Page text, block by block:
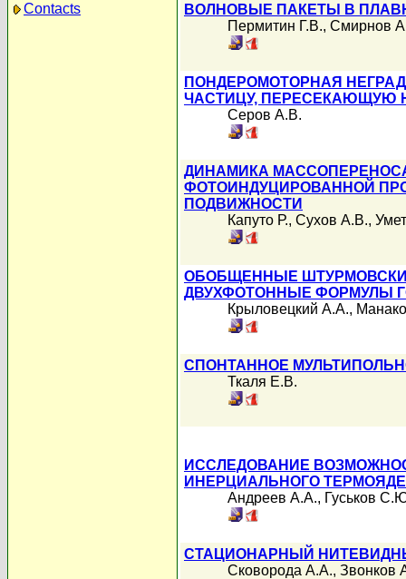
Contacts
ВОЛНОВЫЕ ПАКЕТЫ В
Пермитин Г.В., Смирнов
ПОНДЕРОМОТОРНАЯ
ЧАСТИЦУ, ПЕРЕСЕКАЮЩУЮ
Серов А.В.
ДИНАМИКА
ФОТОИНДУЦИРОВАННОЙ
ПОДВИЖНОСТИ
Капуто Р., Сухов А.В.,
ОБОБЩЕННЫЕ
ДВУХФОТОННЫЕ ФОРМУЛЫ
Крыловецкий А.А.,
СПОНТАННОЕ
Ткаля Е.В.
ИССЛЕДОВАНИЕ
ИНЕРЦИАЛЬНОГО
Андреев А.А., Гуськов
СТАЦИОНАРНЫЙ
Сковорода А.А., Звонков